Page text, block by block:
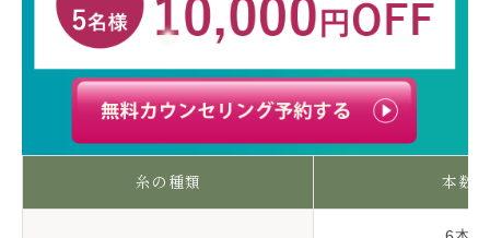
糸の種類 本数